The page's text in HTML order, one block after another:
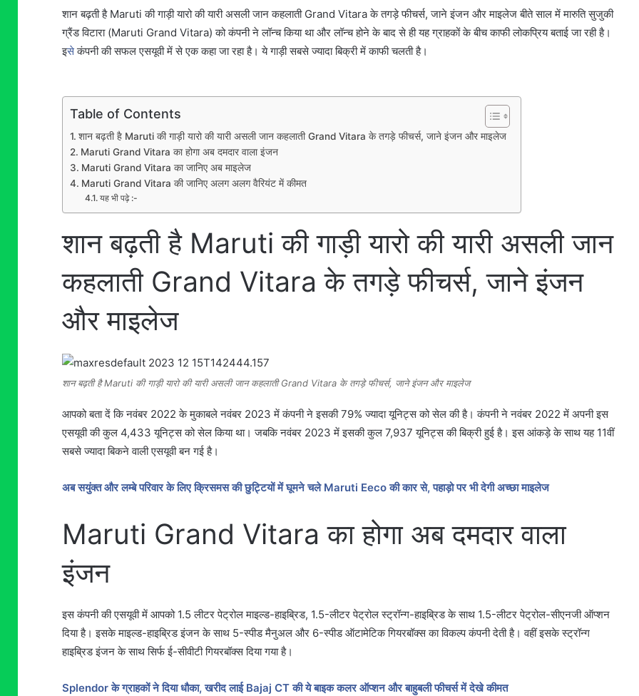
शान बढ़ती है Maruti की गाड़ी यारो की यारी असली जान कहलाती Grand Vitara के तगड़े फीचर्स, जाने इंजन और माइलेज बीते साल में मारुति सुजुकी
ग्रैंड विटारा (Maruti Grand Vitara) को कंपनी ने लॉन्च किया था और लॉन्च होने के बाद से ही यह ग्राहकों के बीच काफी लोकप्रिय बताई जा रही है।
इसेकंपनी की सफल एसयूवी में से एक कहा जा रहा है। ये गाड़ी सबसे ज्यादा बिक्री में काफी चलती है।
Table of Contents
शान बढ़ती है Maruti की गाड़ी यारो की यारी असली जान कहलाती Grand Vitara के तगड़े फीचर्स, जाने इंजन और माइलेज
Maruti Grand Vitara का होगा अब दमदार वाला इंजन
Maruti Grand Vitara का जानिए अब माइलेज
Maruti Grand Vitara की जानिए अलग अलग वैरियंट में कीमत
यह भी पढ़े :-
शान बढ़ती है Maruti की गाड़ी यारो की यारी असली जान
कहलाती Grand Vitara के तगड़े फीचर्स, जाने इंजन
और माइलेज
शान बढ़ती है Maruti की गाड़ी यारो की यारी असली जान कहलाती Grand Vitara के तगड़े फीचर्स, जाने इंजन और माइलेज
आपको बता दें कि नवंबर 2022 के मुकाबले नवंबर 2023 में कंपनी ने इसकी 79% ज्यादा यूनिट्स को सेल की है। कंपनी ने नवंबर 2022 में अपनी इस
एसयूवी की कुल 4,433 यूनिट्स को सेल किया था। जबकि नवंबर 2023 में इसकी कुल 7,937 यूनिट्स की बिक्री हुई है। इस आंकड़े के साथ यह 11वीं
सबसे ज्यादा बिकने वाली एसयूवी बन गई है।
अब सयुंक्त और लम्बे परिवार के लिए क्रिसमस की छुट्टियों में घूमने चले Maruti Eeco की कार से, पहाड़ो पर भी देगी अच्छा माइलेज
Maruti Grand Vitara का होगा अब दमदार वाला
इंजन
इस कंपनी की एसयूवी में आपको 1.5 लीटर पेट्रोल माइल्ड-हाइब्रिड, 1.5-लीटर पेट्रोल स्ट्रॉन्ग-हाइब्रिड के साथ 1.5-लीटर पेट्रोल-सीएनजी ऑप्शन
दिया है। इसके माइल्ड-हाइब्रिड इंजन के साथ 5-स्पीड मैनुअल और 6-स्पीड ऑटामेटिक गियरबॉक्स का विकल्प कंपनी देती है। वहीं इसके स्ट्रॉन्ग
हाइब्रिड इंजन के साथ सिर्फ ई-सीवीटी गियरबॉक्स दिया गया है।
Splendor के ग्राहकों ने दिया धौका, खरीद लाई Bajaj CT की ये बाइक कलर ऑप्शन और बाहुबली फीचर्स में देखे कीमत